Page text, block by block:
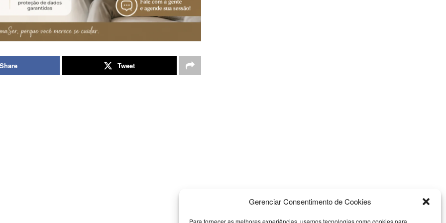
Gerenciar Consentimento de Cookies
Para fornecer as melhores experiências, usamos tecnologias como cookies para
Tweet